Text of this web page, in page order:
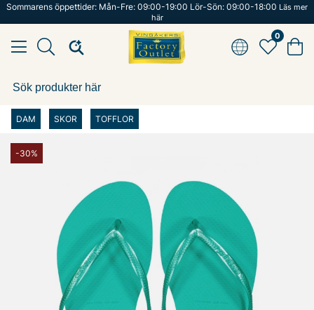
Sommarens öppettider: Mån-Fre: 09:00-19:00 Lör-Sön: 09:00-18:00 Läs mer
här
0
DAM SKOR TOFFLOR
-30%